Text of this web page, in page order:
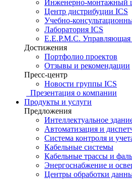
Инженерно-монтажный
Центр дистрибуции ICS
Учебно-
Лаборатория ICS
E.E.P.M.C.
Достижения
Портфолио проектов
Отзывы и рекомендации
Пресс-центр
Новости группы ICS
Презентация о компании
Продукты и услуги
Предложения
Интеллектуальное
Автоматизация и
Система контроля и
Кабельные системы
Кабельные трассы и
Энергоснабжение и
Центры обработки